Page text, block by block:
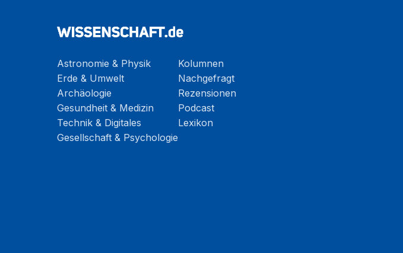
Astronomie & Physik
Erde & Umwelt
Archäologie
Gesundheit & Medizin
Technik & Digitales
Gesellschaft & Psychologie
Kolumnen
Nachgefragt
Rezensionen
Podcast
Lexikon